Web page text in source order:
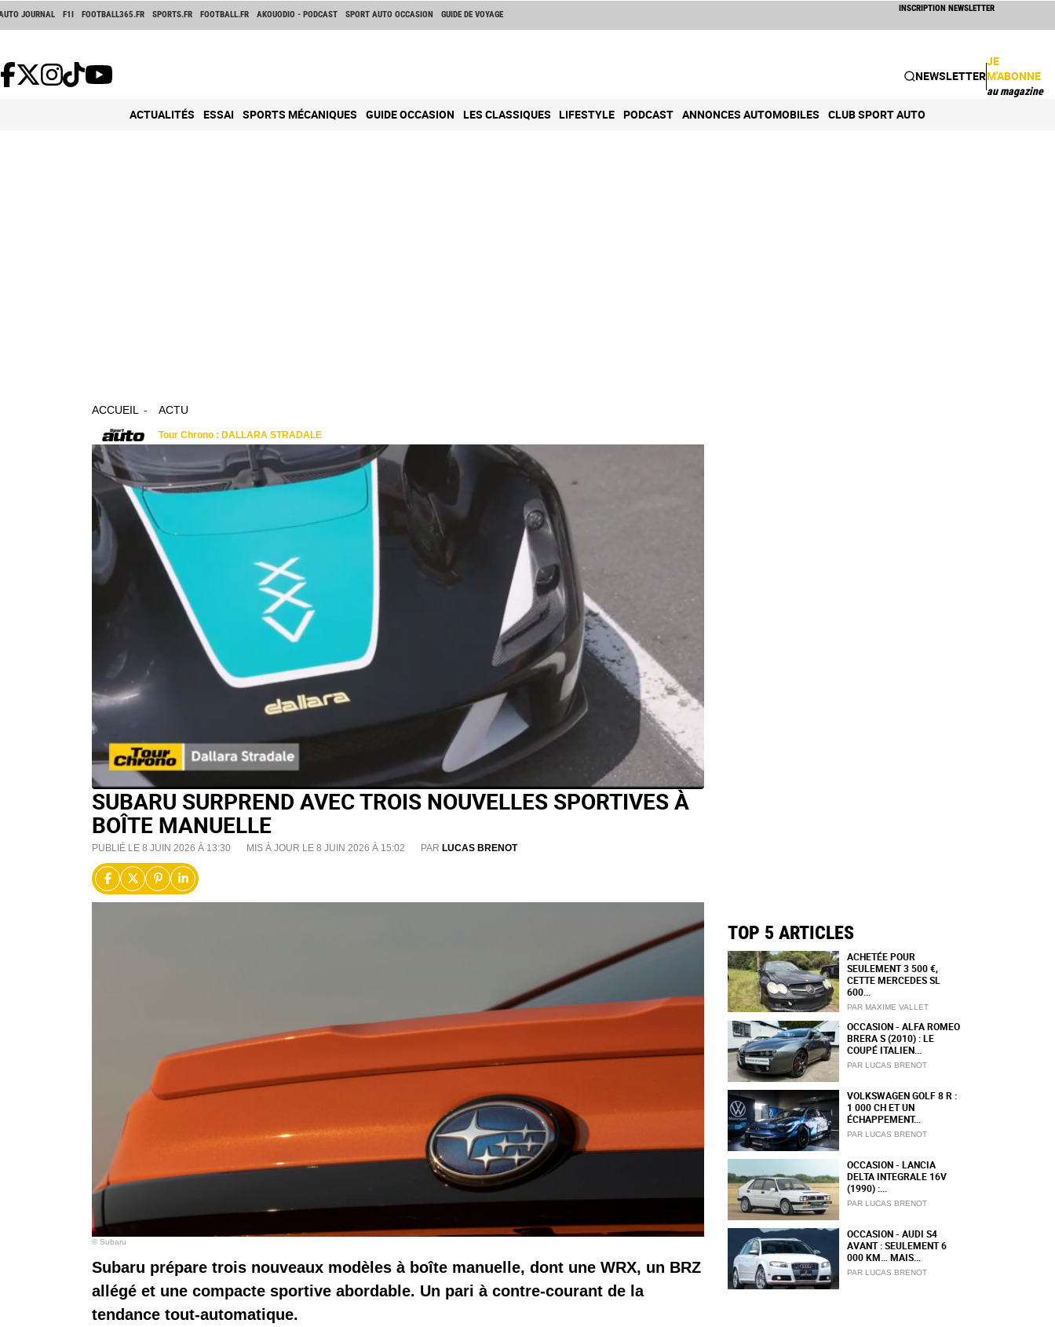
JOURNAL F1I FOOTBALL365.FR SPORTS.FR FOOTBALL.FR AKOUODIO - PODCAST SPORT AUTO OCCASION GUIDE DE VOYAGE
INSCRIPTION NEWSLETTER
NEWSLETTER
JE
M'ABONNE
au magazine
ACTUALITÉS ESSAI SPORTS MÉCANIQUES GUIDE OCCASION LES CLASSIQUES LIFESTYLE PODCAST ANNONCES AUTOMOBILES CLUB SPORT AUTO
ACCUEIL ACTU
SUBARU SURPREND AVEC TROIS NOUVELLES SPORTIVES À
BOÎTE MANUELLE
PUBLIÉ LE 8 JUIN 2026 À 13:30 MIS À JOUR LE 8 JUIN 2026 À 15:02 PAR LUCAS BRENOT
© Subaru
Subaru prépare trois nouveaux modèles à boîte manuelle, dont une WRX, un BRZ
allégé et une compacte sportive abordable. Un pari à contre-courant de la
tendance tout-automatique.
TOP 5 ARTICLES
ACHETÉE POUR
SEULEMENT 3 500 €,
CETTE MERCEDES SL
600...
PAR MAXIME VALLET
OCCASION - ALFA ROMEO
BRERA S (2010) : LE
COUPÉ ITALIEN...
PAR LUCAS BRENOT
VOLKSWAGEN GOLF 8 R :
1 000 CH ET UN
ÉCHAPPEMENT...
PAR LUCAS BRENOT
OCCASION - LANCIA
DELTA INTEGRALE 16V
(1990) :...
PAR LUCAS BRENOT
OCCASION - AUDI S4
AVANT : SEULEMENT 6
000 KM… MAIS...
PAR LUCAS BRENOT